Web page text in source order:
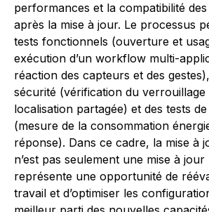
performances et la compatibilité
après la mise à jour. Le processus
tests fonctionnels (ouverture et
exécution d’un workflow multi-
réaction des capteurs et des
sécurité (vérification du verrouillage
localisation partagée) et des tests
(mesure de la consommation
réponse). Dans ce cadre, la mise à
n’est pas seulement une mise à
représente une opportunité de
travail et d’optimiser les